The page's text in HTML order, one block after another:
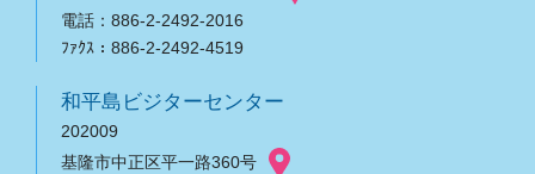
電話：886-2-2492-2016
ﾌｧｸｽ：886-2-2492-4519
和平島ビジターセンター
202009
基隆市中正区平一路360号